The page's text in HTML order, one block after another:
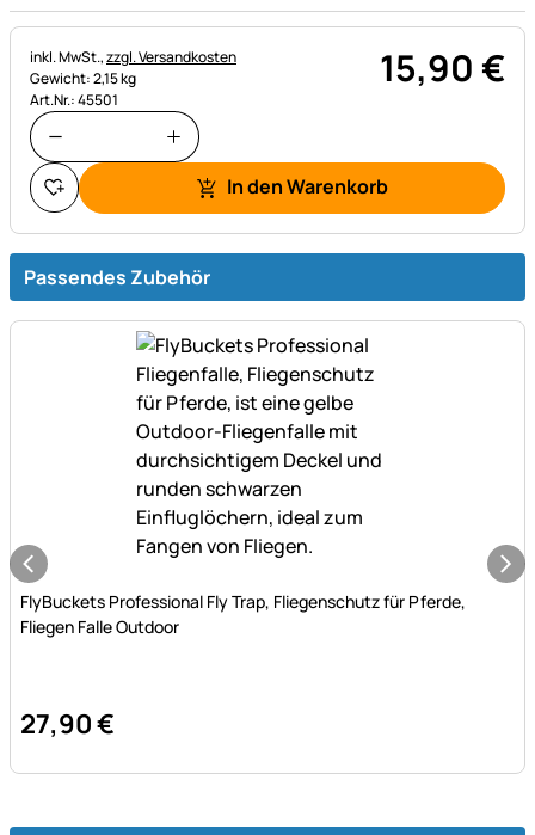
Steuerhinweis:
inkl. MwSt.,zzgl. Versandkosten
Gewicht: 2,15 kg
Art.Nr.: 45501
15,90€
In den Warenkorb
Passendes Zubehör
Noch keine Bewertungen abgegeben
FlyBuckets Professional Fly Trap, Fliegenschutz für Pferde,
Fliegen Falle Outdoor
27,90€